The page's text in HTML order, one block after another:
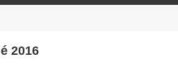
La balade du roi René 2016